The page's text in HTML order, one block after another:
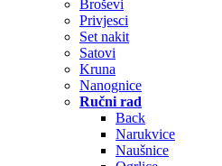
Broševi
Privjesci
Set nakit
Satovi
Kruna
Nanognice
Ručni rad
Back
Narukvice
Naušnice